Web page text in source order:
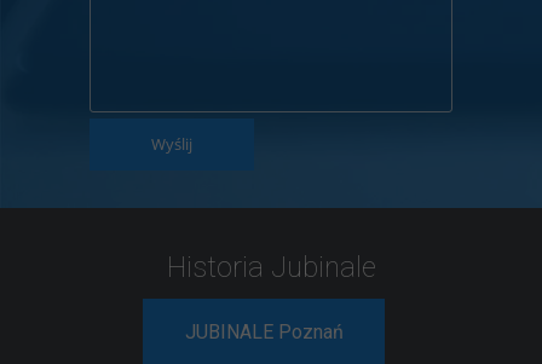
Wyślij
Historia Jubinale
JUBINALE Poznań